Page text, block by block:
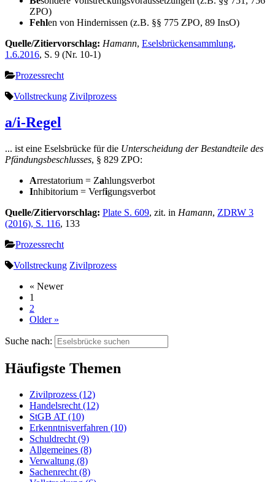
ZPO)
Fehlen von Hindernissen (z.B. §§ 775 ZPO, 89 InsO)
Quelle/Zitiervorschlag: Hamann, Eselsbrückensammlung,
1.6.2016, S. 9 (Nr. 10-1)
Prozessrecht
Vollstreckung Zivilprozess
a/i-Regel
... ist eine Eselsbrücke für die Unterscheidung der Bestandteile des
Pfändungsbeschlusses, § 829 ZPO:
Arrestatorium = Zahlungsverbot
Inhibitorium = Verfigungsverbot
Quelle/Zitiervorschlag: Plate S. 609, zit. in Hamann, ZDRW 3
(2016), S. 116, 133
Prozessrecht
Vollstreckung Zivilprozess
« Newer
1
2
Older »
Suche nach:
Häufigste Themen
Zivilprozess (12)
Handelsrecht (12)
StGB AT (10)
Erkenntnisverfahren (10)
Schuldrecht (9)
Allgemeines (8)
Verwaltung (8)
Sachenrecht (8)